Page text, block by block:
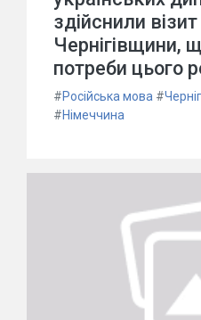
здійснили
Чернігівщини,
потреби цього
#Російська мова #
#Німеччина